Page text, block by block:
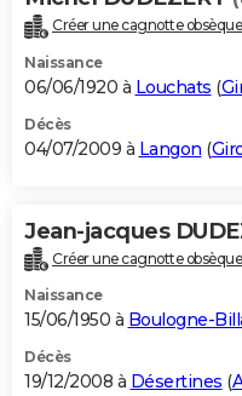
Créer une cagnotte
Naissance
06/06/1920 à Louchats (
Décès
04/07/2009 à Langon (
Jean-jacques
Créer une cagnotte
Naissance
15/06/1950 à Boulogne-
Décès
19/12/2008 à Désertines (